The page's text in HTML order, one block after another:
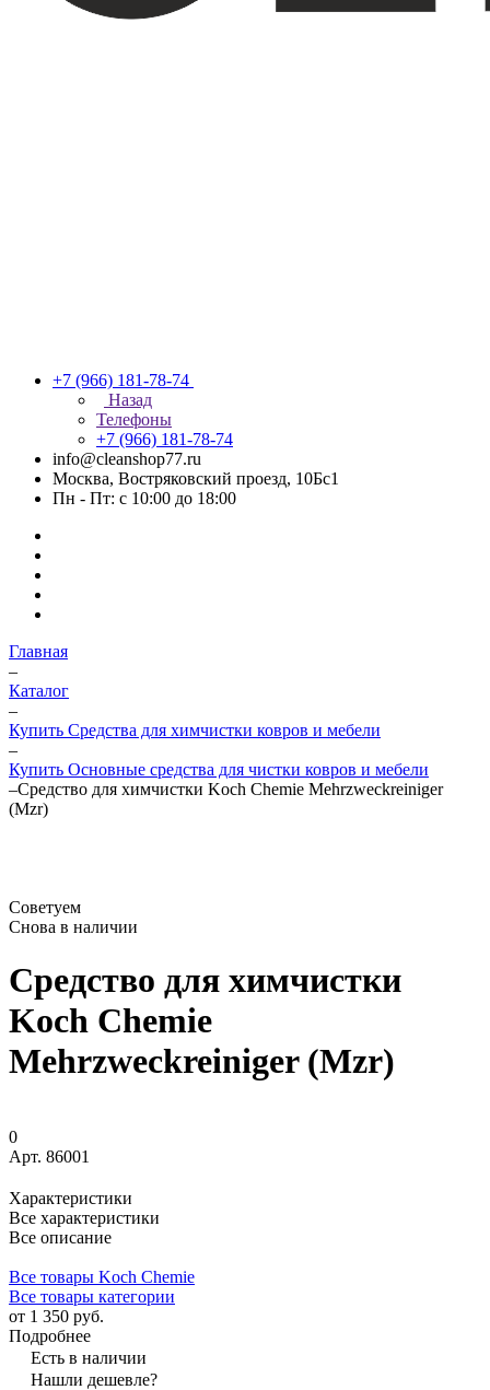
+7 (966) 181-78-74
Назад
Телефоны
+7 (966) 181-78-74
info@cleanshop77.ru
Москва, Востряковский проезд, 10Бс1
Пн - Пт: с 10:00 до 18:00
Главная
–
Каталог
–
Купить Средства для химчистки ковров и мебели
–
Купить Основные средства для чистки ковров и мебели
–Средство для химчистки Koch Chemie Mehrzweckreiniger
(Mzr)
Советуем
Снова в наличии
Средство для химчистки
Koch Chemie
Mehrzweckreiniger (Mzr)
0
Арт. 86001
Характеристики
Все характеристики
Все описание
Все товары Koch Chemie
Все товары категории
от 1 350 руб.
Подробнее
Есть в наличии
Нашли дешевле?